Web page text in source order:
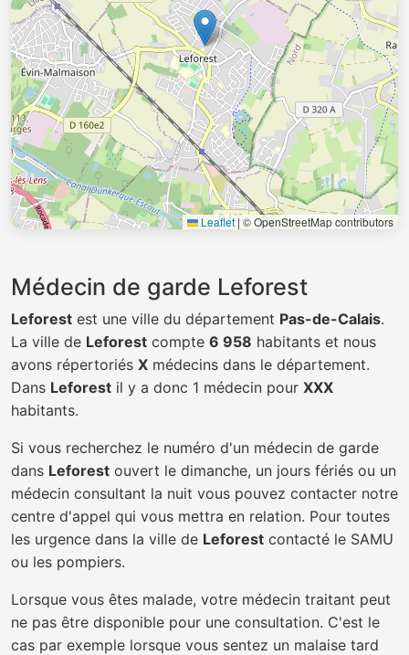
Leaflet |© OpenStreetMap contributors
Médecin de garde Leforest
Leforest est une ville du département Pas-de-Calais.
La ville de Leforest compte 6 958 habitants et nous
avons répertoriés X médecins dans le département.
Dans Leforest il y a donc 1 médecin pour XXX
habitants.
Si vous recherchez le numéro d'un médecin de garde
dans Leforest ouvert le dimanche, un jours fériés ou un
médecin consultant la nuit vous pouvez contacter notre
centre d'appel qui vous mettra en relation. Pour toutes
les urgence dans la ville de Leforest contacté le SAMU
ou les pompiers.
Lorsque vous êtes malade, votre médecin traitant peut
ne pas être disponible pour une consultation. C'est le
cas par exemple lorsque vous sentez un malaise tard